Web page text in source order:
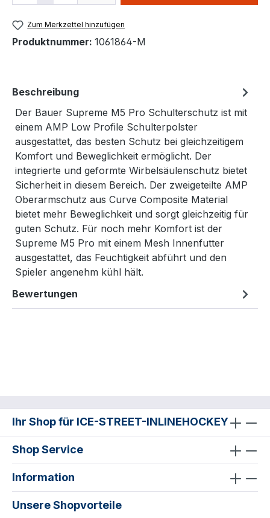
Zum Merkzettel hinzufügen
Produktnummer: 1061864-M
Beschreibung
Der Bauer Supreme M5 Pro Schulterschutz ist mit
einem AMP Low Profile Schulterpolster
ausgestattet, das besten Schutz bei gleichzeitigem
Komfort und Beweglichkeit ermöglicht. Der
integrierte und geformte Wirbelsäulenschutz bietet
Sicherheit in diesem Bereich. Der zweigeteilte AMP
Oberarmschutz aus Curve Composite Material
bietet mehr Beweglichkeit und sorgt gleichzeitig für
guten Schutz. Für noch mehr Komfort ist der
Supreme M5 Pro mit einem Mesh Innenfutter
ausgestattet, das Feuchtigkeit abführt und den
Spieler angenehm kühl hält.
Bewertungen
Ihr Shop für ICE-STREET-INLINEHOCKEY
Shop Service
Information
Unsere Shopvorteile